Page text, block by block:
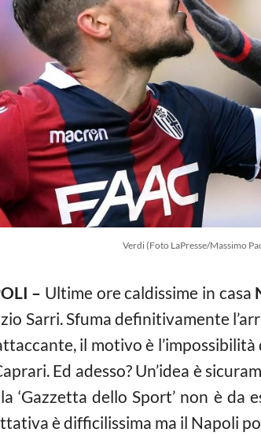
Verdi (Foto LaPresse/Massimo
– Ultime ore caldissime in casa
Sarri. Sfuma definitivamente
il motivo è
Ed adesso? Un’idea è
‘Gazzetta dello Sport’ non è
è difficilissima ma il Napoli